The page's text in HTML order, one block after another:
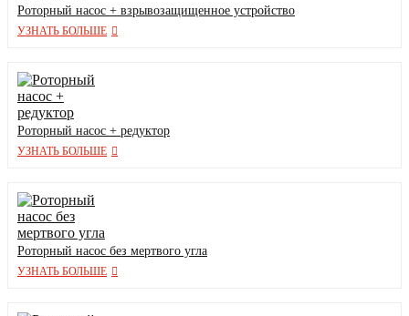
Роторный насос + взрывозащищенное устройство
УЗНАТЬ БОЛЬШЕ
Роторный насос + редуктор
УЗНАТЬ БОЛЬШЕ
Роторный насос без мертвого угла
УЗНАТЬ БОЛЬШЕ